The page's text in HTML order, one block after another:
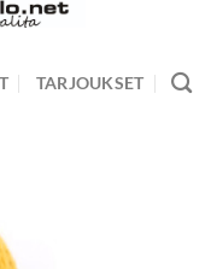
TARJOUKSET